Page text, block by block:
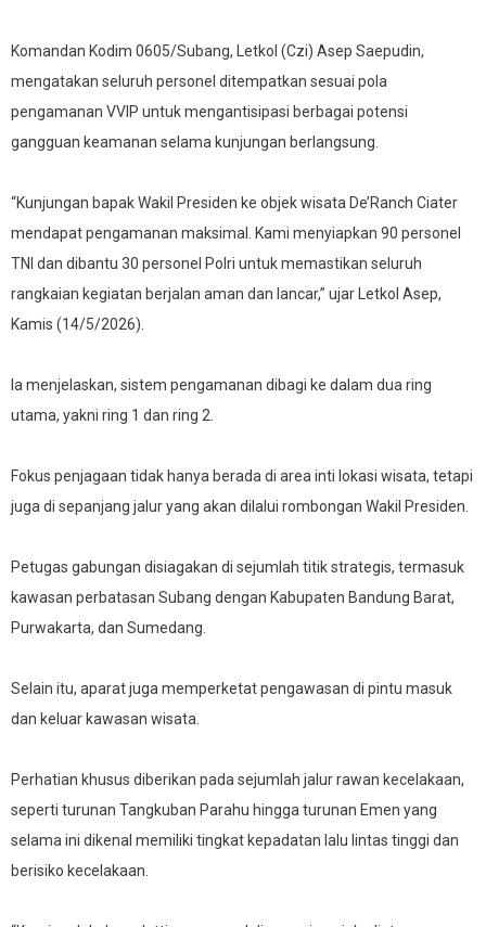
Komandan Kodim 0605/Subang, Letkol (Czi) Asep Saepudin,
mengatakan seluruh personel ditempatkan sesuai pola
pengamanan VVIP untuk mengantisipasi berbagai potensi
gangguan keamanan selama kunjungan berlangsung.
“Kunjungan bapak Wakil Presiden ke objek wisata De’Ranch Ciater
mendapat pengamanan maksimal. Kami menyiapkan 90 personel
TNI dan dibantu 30 personel Polri untuk memastikan seluruh
rangkaian kegiatan berjalan aman dan lancar,” ujar Letkol Asep,
Kamis (14/5/2026).
Ia menjelaskan, sistem pengamanan dibagi ke dalam dua ring
utama, yakni ring 1 dan ring 2.
Fokus penjagaan tidak hanya berada di area inti lokasi wisata, tetapi
juga di sepanjang jalur yang akan dilalui rombongan Wakil Presiden.
Petugas gabungan disiagakan di sejumlah titik strategis, termasuk
kawasan perbatasan Subang dengan Kabupaten Bandung Barat,
Purwakarta, dan Sumedang.
Selain itu, aparat juga memperketat pengawasan di pintu masuk
dan keluar kawasan wisata.
Perhatian khusus diberikan pada sejumlah jalur rawan kecelakaan,
seperti turunan Tangkuban Parahu hingga turunan Emen yang
selama ini dikenal memiliki tingkat kepadatan lalu lintas tinggi dan
berisiko kecelakaan.